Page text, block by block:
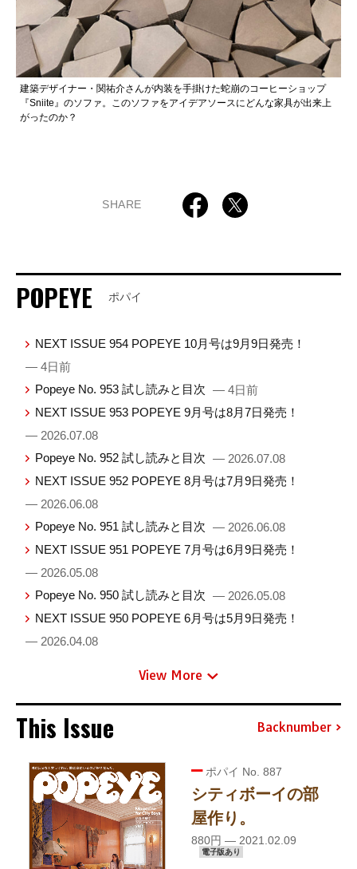
建築デザイナー・関祐介さんが内装を手掛けた蛇崩のコーヒーショップ
『Sniite』のソファ。このソファをアイデアソースにどんな家具が出来上
がったのか？
SHARE
POPEYE ポパイ
NEXT ISSUE 954 POPEYE 10月号は9月9日発売！
— 4日前
Popeye No. 953 試し読みと目次 — 4日前
NEXT ISSUE 953 POPEYE 9月号は8月7日発売！
— 2026.07.08
Popeye No. 952 試し読みと目次 — 2026.07.08
NEXT ISSUE 952 POPEYE 8月号は7月9日発売！
— 2026.06.08
Popeye No. 951 試し読みと目次 — 2026.06.08
NEXT ISSUE 951 POPEYE 7月号は6月9日発売！
— 2026.05.08
Popeye No. 950 試し読みと目次 — 2026.05.08
NEXT ISSUE 950 POPEYE 6月号は5月9日発売！
— 2026.04.08
View More
This Issue Backnumber
ポパイ No. 887
シティボーイの部
屋作り。
880円 — 2021.02.09
電子版あり